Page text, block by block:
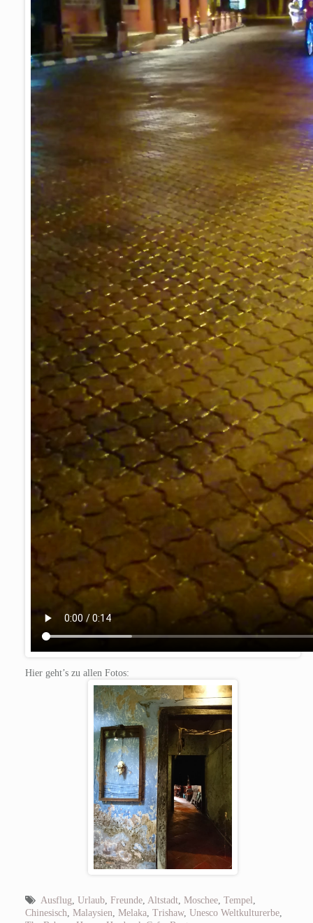
Hier geht’s zu allen Fotos:
Ausflug, Urlaub, Freunde, Altstadt, Moschee, Tempel,
Chinesisch, Malaysien, Melaka, Trishaw, Unesco Weltkulturerbe,